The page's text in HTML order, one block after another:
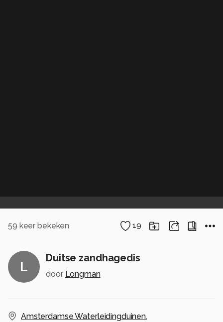
59 keer bekeken 19
L
Duitse zandhagedis
door Longman
Amsterdamse Waterleidingduinen,